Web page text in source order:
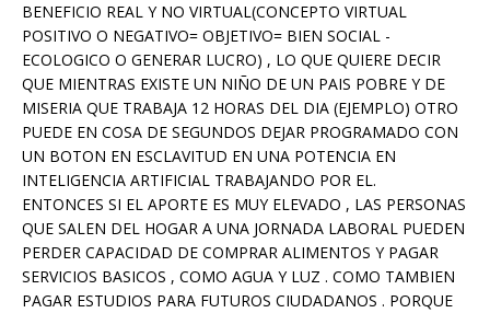
BENEFICIO REAL Y NO VIRTUAL(CONCEPTO VIRTUAL
POSITIVO O NEGATIVO= OBJETIVO= BIEN SOCIAL -
ECOLOGICO O GENERAR LUCRO) , LO QUE QUIERE DECIR
QUE MIENTRAS EXISTE UN NIÑO DE UN PAIS POBRE Y DE
MISERIA QUE TRABAJA 12 HORAS DEL DIA (EJEMPLO) OTRO
PUEDE EN COSA DE SEGUNDOS DEJAR PROGRAMADO CON
UN BOTON EN ESCLAVITUD EN UNA POTENCIA EN
INTELIGENCIA ARTIFICIAL TRABAJANDO POR EL.
ENTONCES SI EL APORTE ES MUY ELEVADO , LAS PERSONAS
QUE SALEN DEL HOGAR A UNA JORNADA LABORAL PUEDEN
PERDER CAPACIDAD DE COMPRAR ALIMENTOS Y PAGAR
SERVICIOS BASICOS , COMO AGUA Y LUZ . COMO TAMBIEN
PAGAR ESTUDIOS PARA FUTUROS CIUDADANOS . PORQUE